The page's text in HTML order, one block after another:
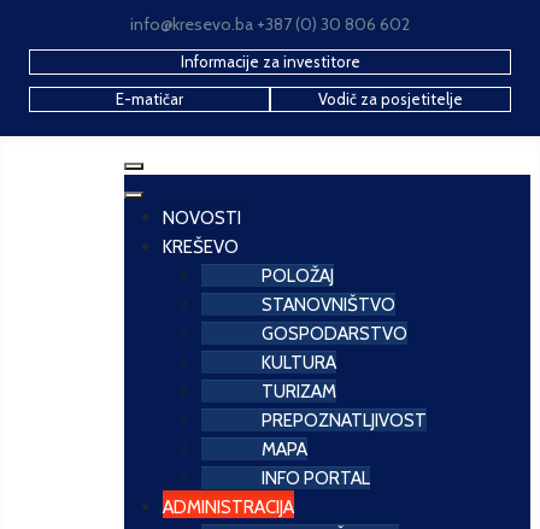
info@kresevo.ba +387 (0) 30 806 602
Informacije za investitore
E-matičar
Vodič za posjetitelje
NOVOSTI
KREŠEVO
POLOŽAJ
STANOVNIŠTVO
GOSPODARSTVO
KULTURA
TURIZAM
PREPOZNATLJIVOST
MAPA
INFO PORTAL
ADMINISTRACIJA